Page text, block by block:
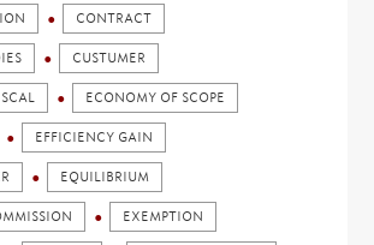
CONTRACT
CUSTUMER
ECONOMY OF SCOPE
EFFICIENCY GAIN
EQUILIBRIUM
EXEMPTION